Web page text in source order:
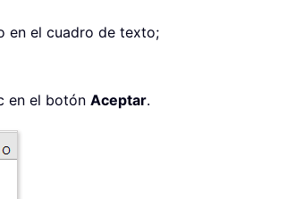
en el cuadro de texto;
en el botón Aceptar.